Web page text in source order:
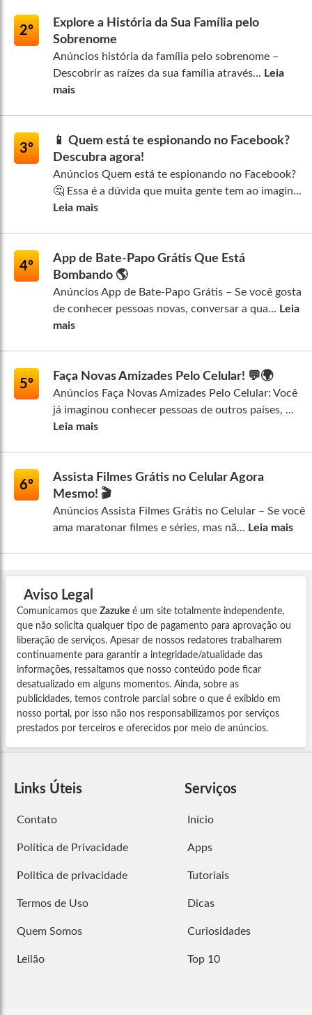
2º
Explore a História da Sua Família pelo
Sobrenome
Anúncios história da família pelo sobrenome –
Descobrir as raízes da sua família através... Leia
mais
3º
📱 Quem está te espionando no Facebook?
Descubra agora!
Anúncios Quem está te espionando no Facebook?
🤔 Essa é a dúvida que muita gente tem ao imagin...
Leia mais
4º
App de Bate-Papo Grátis Que Está
Bombando 🌎
Anúncios App de Bate-Papo Grátis – Se você gosta
de conhecer pessoas novas, conversar a qua... Leia
mais
5º
Faça Novas Amizades Pelo Celular! 💬🌍
Anúncios Faça Novas Amizades Pelo Celular: Você
já imaginou conhecer pessoas de outros países, ...
Leia mais
6º
Assista Filmes Grátis no Celular Agora
Mesmo! 🎬
Anúncios Assista Filmes Grátis no Celular – Se você
ama maratonar filmes e séries, mas nã... Leia mais
Aviso Legal
Comunicamos que Zazuke é um site totalmente independente,
que não solicita qualquer tipo de pagamento para aprovação ou
liberação de serviços. Apesar de nossos redatores trabalharem
continuamente para garantir a integridade/atualidade das
informações, ressaltamos que nosso conteúdo pode ficar
desatualizado em alguns momentos. Ainda, sobre as
publicidades, temos controle parcial sobre o que é exibido em
nosso portal, por isso não nos responsabilizamos por serviços
prestados por terceiros e oferecidos por meio de anúncios.
Links Úteis
Contato
Política de Privacidade
Politica de privacidade
Termos de Uso
Quem Somos
Leilão
Serviços
Início
Apps
Tutoriais
Dicas
Curiosidades
Top 10